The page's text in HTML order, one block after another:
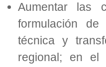
Aumentar las
formulación de
técnica y
regional; en el